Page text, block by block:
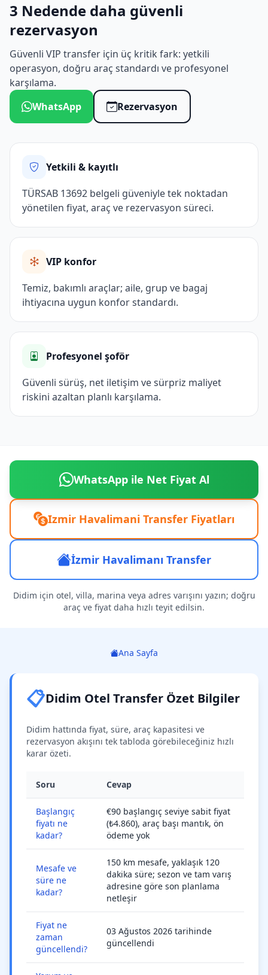
3 Nedende daha güvenli
rezervasyon
Güvenli VIP transfer için üç kritik fark: yetkili
operasyon, doğru araç standardı ve profesyonel
karşılama.
WhatsApp
Rezervasyon
Yetkili & kayıtlı
TÜRSAB 13692 belgeli güveniyle tek noktadan
yönetilen fiyat, araç ve rezervasyon süreci.
VIP konfor
Temiz, bakımlı araçlar; aile, grup ve bagaj
ihtiyacına uygun konfor standardı.
Profesyonel şoför
Güvenli sürüş, net iletişim ve sürpriz maliyet
riskini azaltan planlı karşılama.
WhatsApp ile Net Fiyat Al
Izmir Havalimani Transfer Fiyatları
İzmir Havalimanı Transfer
Didim için otel, villa, marina veya adres varışını yazın; doğru
araç ve fiyat daha hızlı teyit edilsin.
Ana Sayfa
📋Didim Otel Transfer Özet Bilgiler
Didim hattında fiyat, süre, araç kapasitesi ve
rezervasyon akışını tek tabloda görebileceğiniz hızlı
karar özeti.
Soru Cevap
Başlangıç
fiyatı ne
kadar?
€90 başlangıç seviye sabit fiyat
(₺4.860), araç başı mantık, ön
ödeme yok
Mesafe ve
süre ne
kadar?
150 km mesafe, yaklaşık 120
dakika süre; sezon ve tam varış
adresine göre son planlama
netleşir
Fiyat ne
zaman
güncellendi?
03 Ağustos 2026 tarihinde
güncellendi